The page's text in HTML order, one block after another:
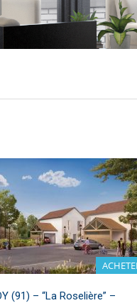
(91) – “La Roselière” –